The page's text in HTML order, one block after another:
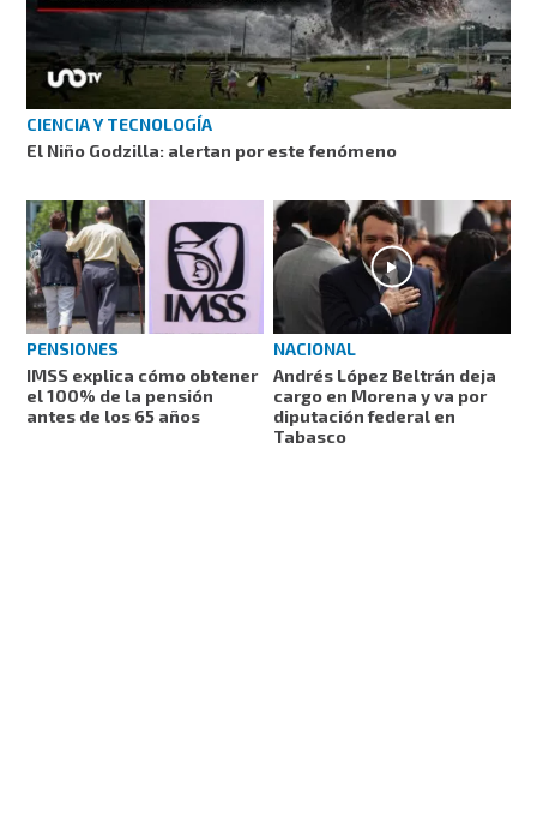
CIENCIA Y TECNOLOGÍA
El Niño Godzilla: alertan por este fenómeno
PENSIONES
IMSS explica cómo obtener
el 100% de la pensión
antes de los 65 años
NACIONAL
Andrés López Beltrán deja
cargo en Morena y va por
diputación federal en
Tabasco